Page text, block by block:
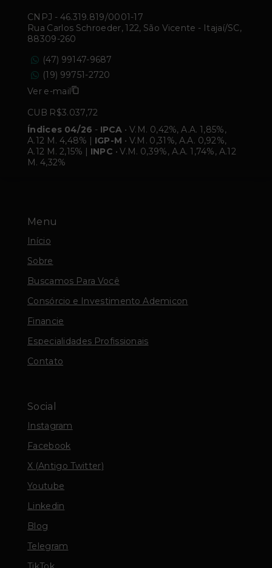
Menu
Início
Sobre
Buscamos Para Você
Consórcio e Investimento Ademicon
Financie
Especialidades Profissionais
Contato
Social
Instagram
Facebook
X (Antigo Twitter)
Youtube
Linkedin
Blog
Telegram
CNPJ - 46.319.819/0001-17
Rua Carlos Schroeder, 122, São Vicente - Itajaí/SC,
88309-260
(47) 99147-9687
(19) 99751-2720
Ver e-mail
CUB R$3.037,72
Índices 04/26 - IPCA • V.M. 0,42%, A.A. 1,85%,
A.12 M. 4,48% | IGP-M • V.M. 0,31%, A.A. 0,92%,
A.12 M. 2,15% | INPC • V.M. 0,39%, A.A. 1,74%, A.12
M. 4,32%